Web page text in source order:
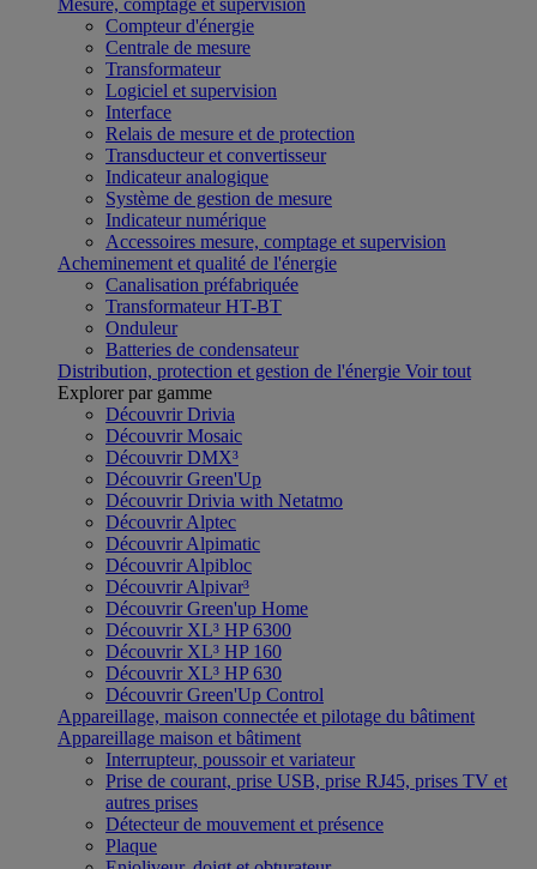
Mesure, comptage et supervision
Compteur d'énergie
Centrale de mesure
Transformateur
Logiciel et supervision
Interface
Relais de mesure et de protection
Transducteur et convertisseur
Indicateur analogique
Système de gestion de mesure
Indicateur numérique
Accessoires mesure, comptage et supervision
Acheminement et qualité de l'énergie
Canalisation préfabriquée
Transformateur HT-BT
Onduleur
Batteries de condensateur
Distribution, protection et gestion de l'énergie Voir tout
Explorer par gamme
Découvrir Drivia
Découvrir Mosaic
Découvrir DMX³
Découvrir Green'Up
Découvrir Drivia with Netatmo
Découvrir Alptec
Découvrir Alpimatic
Découvrir Alpibloc
Découvrir Alpivar³
Découvrir Green'up Home
Découvrir XL³ HP 6300
Découvrir XL³ HP 160
Découvrir XL³ HP 630
Découvrir Green'Up Control
Appareillage, maison connectée et pilotage du bâtiment
Appareillage maison et bâtiment
Interrupteur, poussoir et variateur
Prise de courant, prise USB, prise RJ45, prises TV et
autres prises
Détecteur de mouvement et présence
Plaque